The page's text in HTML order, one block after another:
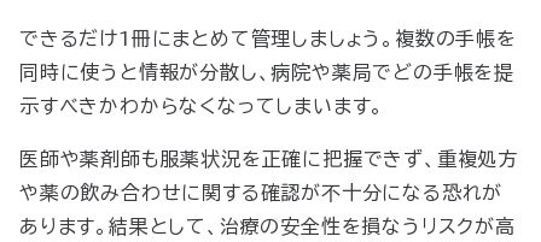
できるだけ1冊にまとめて管理しましょう。複数の手帳を
同時に使うと情報が分散し、病院や薬局でどの手帳を提
示すべきかわからなくなってしまいます。
医師や薬剤師も服薬状況を正確に把握できず、重複処方
や薬の飲み合わせに関する確認が不十分になる恐れが
あります。結果として、治療の安全性を損なうリスクが高